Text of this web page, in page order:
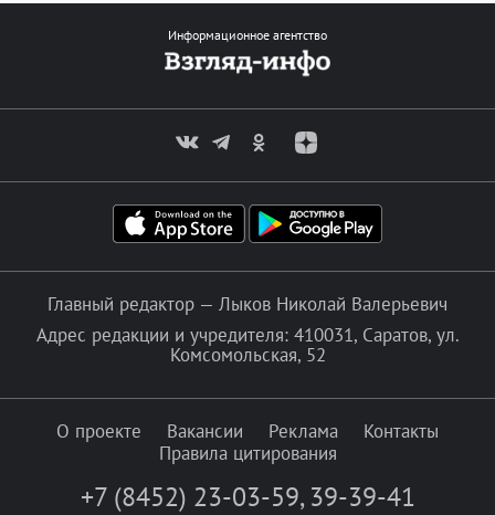
Информационное агентство
Главный редактор — Лыков Николай Валерьевич
Адрес редакции и учредителя: 410031, Саратов, ул.
Комсомольская, 52
О проекте Вакансии Реклама
Контакты
Правила цитирования
+7 (8452) 23-03-59, 39-39-41